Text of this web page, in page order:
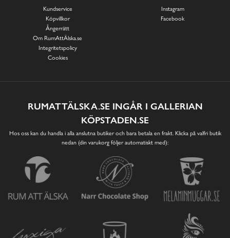
Kundservice
Köpvillkor
Ångerrätt
Om RumAttÄlska.se
Integritetspolicy
Cookies
Instagram
Facebook
RUMATTÄLSKA.SE INGÅR I GALLERIAN
KÖPSTADEN.SE
Hos oss kan du handla i alla anslutna butiker och bara betala en frakt. Klicka på valfri butik
nedan (din varukorg följer automatiskt med):